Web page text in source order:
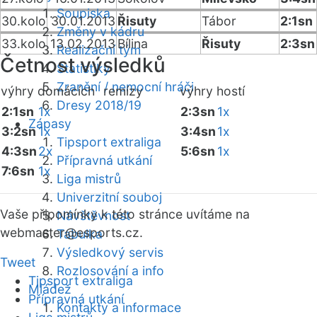
Soupiska
Změny v kádru
Realizační tým
Statistiky
Zranění / nemocní hráči
Dresy 2018/19
Zápasy
Tipsport extraliga
Přípravná utkání
Liga mistrů
Univerzitní souboj
Návštěvnost
Tabulka
Výsledkový servis
Rozlosování a info
Mládež
Kontakty a informace
30.kolo 30.01.2013 Řisuty Tábor
2:1sn
33.kolo 13.02.2013Bílina Řisuty 2:3sn
Četnost výsledků
výhry domácích remízyvýhry hostí
2:1sn 1x
3:2sn1x
4:3sn2x
7:6sn 1x
2:3sn 1x
3:4sn1x
5:6sn 1x
Vaše připomínky k této stránce uvítáme na
webmaster@esports.cz.
Tweet
Tipsport extraliga
Přípravná utkání